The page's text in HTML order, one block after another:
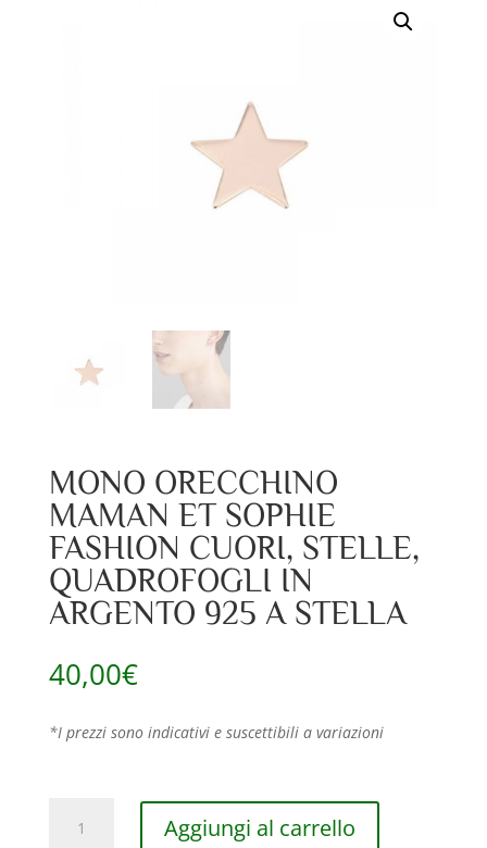
MONO ORECCHINO
MAMAN ET SOPHIE
FASHION CUORI, STELLE,
QUADROFOGLI IN
ARGENTO 925 A STELLA
40,00€
*I prezzi sono indicativi e suscettibili a variazioni
ORECCHINO
Aggiungi al carrello